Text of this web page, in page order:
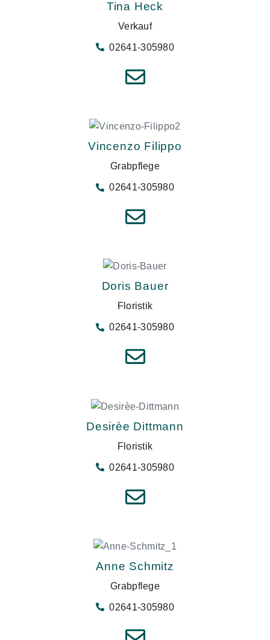
Tina Heck
Verkauf
02641-305980
Vincenzo Filippo
Grabpflege
02641-305980
Doris Bauer
Floristik
02641-305980
Desirèe Dittmann
Floristik
02641-305980
Anne Schmitz
Grabpflege
02641-305980